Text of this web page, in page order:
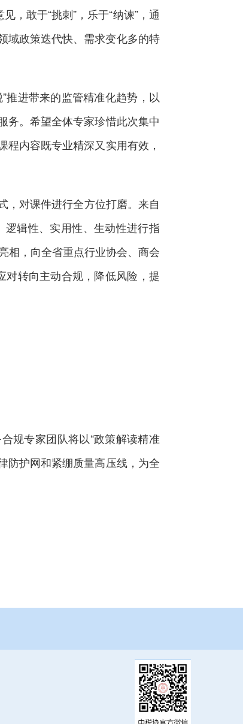
，敢于“挑刺”，乐于“纳谏”，通
域政策迭代快、需求变化多的特
进带来的监管精准化趋势，以
务。希望全体专家珍惜此次集中
内容既专业精深又实用有效，
对课件进行全方位打磨。来自
辑性、实用性、生动性进行指
相，向全省重点行业协会、商会
对转向主动合规，降低风险，提
规专家团队将以“政策解读精准
防护网和紧绷质量高压线，为全